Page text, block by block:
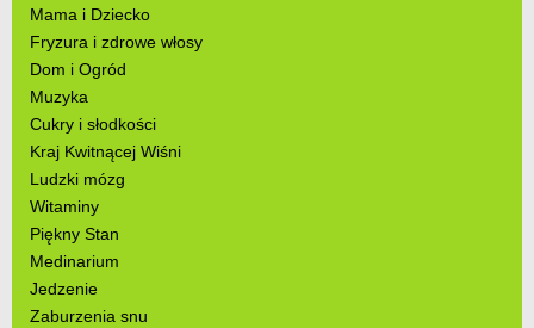
Mama i Dziecko
Fryzura i zdrowe włosy
Dom i Ogród
Muzyka
Cukry i słodkości
Kraj Kwitnącej Wiśni
Ludzki mózg
Witaminy
Piękny Stan
Medinarium
Jedzenie
Zaburzenia snu